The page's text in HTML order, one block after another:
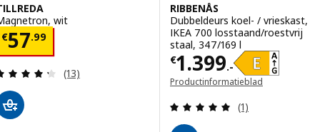
wit
€57.99
€ 57.99
Beoordeling: 4.3 van 5 sterren. Totaal
(13)
RIBBENÅS
Dubbeldeurs koel- / vrieskast,
IKEA 700 losstaand/roestvrij
staal, 347/169 l
€1.399.-
Prijs € 1399.-
Productinformatieblad
Beoordeling: 5
(1)